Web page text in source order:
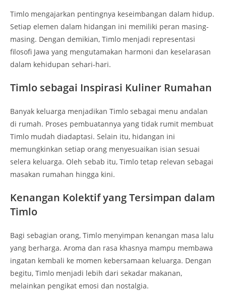
Timlo mengajarkan pentingnya keseimbangan dalam hidup.
Setiap elemen dalam hidangan ini memiliki peran masing-
masing. Dengan demikian, Timlo menjadi representasi
filosofi Jawa yang mengutamakan harmoni dan keselarasan
dalam kehidupan sehari-hari.
Timlo sebagai Inspirasi Kuliner Rumahan
Banyak keluarga menjadikan Timlo sebagai menu andalan
di rumah. Proses pembuatannya yang tidak rumit membuat
Timlo mudah diadaptasi. Selain itu, hidangan ini
memungkinkan setiap orang menyesuaikan isian sesuai
selera keluarga. Oleh sebab itu, Timlo tetap relevan sebagai
masakan rumahan hingga kini.
Kenangan Kolektif yang Tersimpan dalam
Timlo
Bagi sebagian orang, Timlo menyimpan kenangan masa lalu
yang berharga. Aroma dan rasa khasnya mampu membawa
ingatan kembali ke momen kebersamaan keluarga. Dengan
begitu, Timlo menjadi lebih dari sekadar makanan,
melainkan pengikat emosi dan nostalgia.